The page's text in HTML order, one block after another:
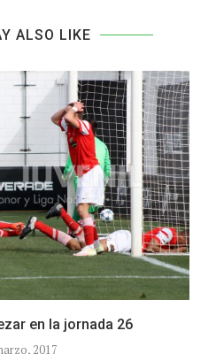
ALSO LIKE
en la jornada 26
2017